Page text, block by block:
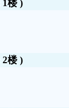
1楼)
2楼)